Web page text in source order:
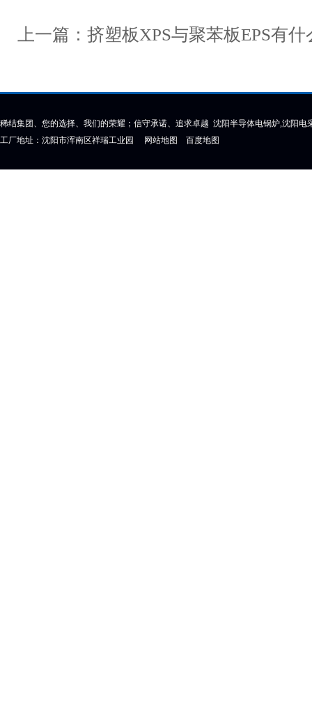
上一篇： 挤塑板XPS与聚苯板EPS有什
稀结集团、您的选择、我们的荣耀；信守承诺、追求卓越 沈阳半导体电锅炉,沈阳电
工厂地址：沈阳市浑南区祥瑞工业园 网站地图 百度地图